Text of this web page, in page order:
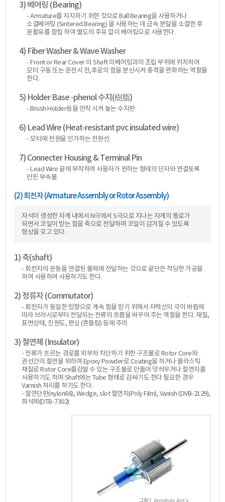
3) 베어링 (Bearing)
- Armature를 지지하기 위한 것으로 Ball Bearing을 사용하거나
소결베어링 (Sintered Bearing) 을 사용하는 데 금속 분말을 소결한 후
윤활유를 함침 하여 별도의 주유 없이 베어링으로 사용한다.
4) Fiber Washer & Wave Washer
- Front or Rear Cover 의 Shaft 의베어링과의 조립 부위에 위치하여
모터 구동 또는 운전시 전,후로의 힘을 분산시켜 충격을 완화하는 역할을
한다.
5) Holder Base -phenol 수지(樹脂)
- Brush Holder등을 안착 시켜 놓는 수지판.
6) Lead Wire (Heat-resistant pvc insulated wire)
- 모터에 전원을 인가하는 전원선.
7) Connecter Housing & Terminal Pin
- Lead Wire 끝에 부착하여 사용자가 원하는 형태의 단자와 연결토록
만든 부속물.
(2) 회전자 (Armature Assembly or Rotor Assembly)
자석이 생성한 자계 내에서 N극에서 S극으로 지나는 자계의 통로가
되면서 코일이 받는 힘을 축으로 전달하며 코일이 감겨질 수 있도록
형상을 갖고 있다.
1) 축(shaft)
- 회전자의 운동을 연결된 물체에 전달하는 것으로 끝단은 적당한 가공을
하여 사용하여 사용하기도 한다.
2) 정류자 (Commutator)
- 회전자가 동일한 방향으로 계속 힘을 받기 위해서 자력선의 극이 바뀜에
따라 브러시로부터 전달되는 전류의 흐름을 바꾸어 주는 역할을 한다. 재질,
표면상태, 진원도, 편심 (흔들림) 등에 주의
3) 절연체 (Insulator)
- 전류가 흐르는 경로를 외부와 차단하기 위한 구조물로 Rotor Core와
권선간의 절연을 위하여 Epoxy Powder로 Coating을 하거나 플라스틱
재질로 Rotor Core를감쌀 수 있는 구조물로 만들어 덧씌우거나 절연지를
사용하기도 하며 Shaft에는 Tube 형태로 감싸기도 한다 필요한 경우
Varnish 처리를 하기도 한다.
- 절연단판(nylon66), Wedge, slot 절연지(Poly Film), Vanish (DVB-2129),
희석제(DTB-7302)